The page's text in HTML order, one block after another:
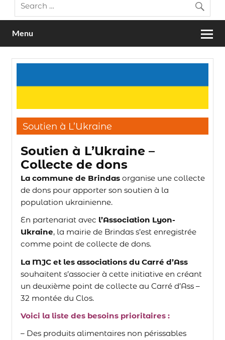
Menu
Soutien à L’Ukraine
Soutien à L’Ukraine –
Collecte de dons
La commune de Brindasorganise une collecte
de dons pour apporter son soutien à la
population ukrainienne.
En partenariat avec l’Association Lyon-
Ukraine, la mairie de Brindas s’est enregistrée
comme point de collecte de dons.
La MJC et les associations du Carré d’Ass
souhaitent s’associer à cette initiative en créant
un deuxième point de collecte au Carré d’Ass –
32 montée du Clos.
Voici la liste des besoins prioritaires :
– Des produits alimentaires non périssables